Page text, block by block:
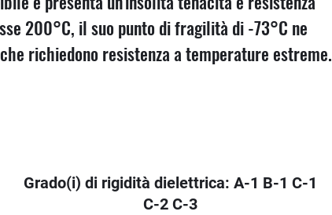
200°C, il suo punto di fragilità di -73°C ne
richiedono resistenza a temperature estreme.
Grado(i) di rigidità dielettrica: A-1 B-1 C-1
C-2 C-3